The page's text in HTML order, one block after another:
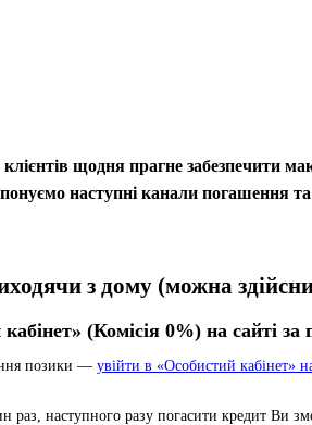
щодня прагне забезпечити
наступні канали погашення та
з дому (можна
(Комісія 0%) на сайті
позики — увійти в «Особистий кабінет»
раз, наступного разу погасити кредит Ви